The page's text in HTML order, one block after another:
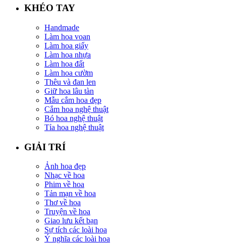
KHÉO TAY
Handmade
Làm hoa voan
Làm hoa giấy
Làm hoa nhựa
Làm hoa đất
Làm hoa cườm
Thêu và đan len
Giữ hoa lâu tàn
Mẫu cắm hoa đẹp
Cắm hoa nghệ thuật
Bó hoa nghệ thuật
Tỉa hoa nghệ thuật
GIẢI TRÍ
Ảnh hoa đẹp
Nhạc về hoa
Phim về hoa
Tản mạn về hoa
Thơ về hoa
Truyện về hoa
Giao lưu kết bạn
Sự tích các loài hoa
Ý nghĩa các loài hoa